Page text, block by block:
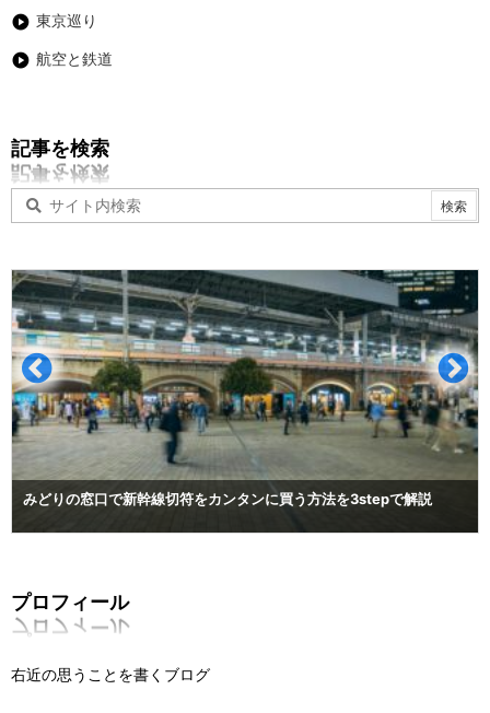
東京巡り
航空と鉄道
記事を検索
みどりの窓口で新幹線切符をカンタンに買う方法を3stepで解説
プロフィール
右近の思うことを書くブログ